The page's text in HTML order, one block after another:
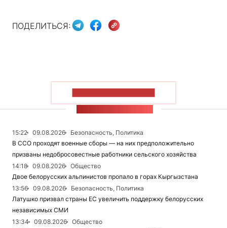
ПОДЕЛИТЬСЯ:
15:22 09.08.2026
Безопасность, Политика
В ССО проходят военные сборы — на них предположительно
призваны недобросовестные работники сельского хозяйства
14:18
09.08.2026
Общество
Двое белорусских альпинистов пропало в горах Кыргызстана
13:56
09.08.2026
Безопасность, Политика
Латушко призвал страны ЕС увеличить поддержку белорусских
независимых СМИ
13:34
09.08.2026
Общество